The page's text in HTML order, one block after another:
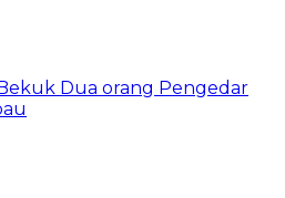
Dua orang Pengedar